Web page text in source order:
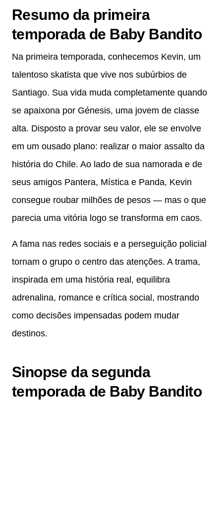
Resumo da primeira
temporada de Baby Bandito
Na primeira temporada, conhecemos Kevin, um
talentoso skatista que vive nos subúrbios de
Santiago. Sua vida muda completamente quando
se apaixona por Génesis, uma jovem de classe
alta. Disposto a provar seu valor, ele se envolve
em um ousado plano: realizar o maior assalto da
história do Chile. Ao lado de sua namorada e de
seus amigos Pantera, Mística e Panda, Kevin
consegue roubar milhões de pesos — mas o que
parecia uma vitória logo se transforma em caos.
A fama nas redes sociais e a perseguição policial
tornam o grupo o centro das atenções. A trama,
inspirada em uma história real, equilibra
adrenalina, romance e crítica social, mostrando
como decisões impensadas podem mudar
destinos.
Sinopse da segunda
temporada de Baby Bandito